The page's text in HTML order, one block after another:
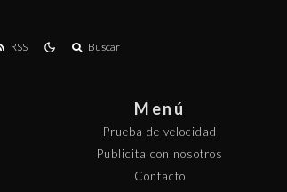
RSS Buscar
Menú
Prueba de velocidad
Publicita con nosotros
Contacto